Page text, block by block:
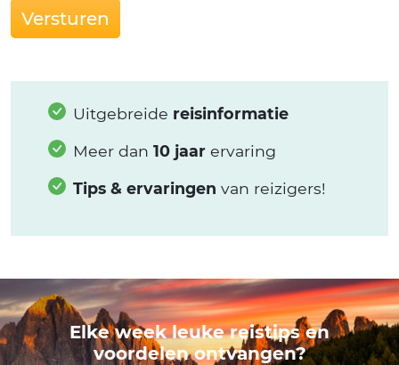
Versturen
Uitgebreide reisinformatie
Meer dan 10 jaar ervaring
Tips & ervaringen van reizigers!
Elke week leuke reistips en
voordelen ontvangen?